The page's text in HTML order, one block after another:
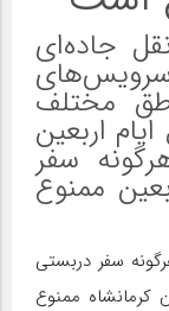
جاده‌ای
سرویس‌های
مختلف
اربعین
سفر
ممنوع
سفر دربستی
کرمانشاه ممنوع